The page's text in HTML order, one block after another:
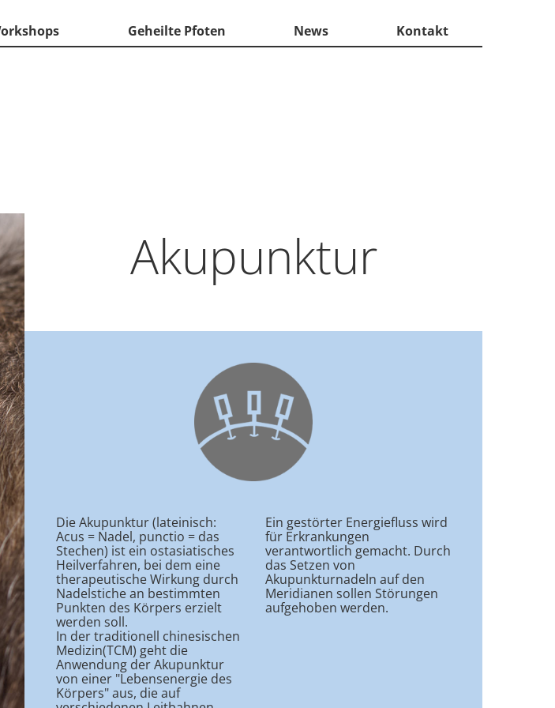
Geheilte Pfoten News Kontakt
Akupunktur
Die Akupunktur (lateinisch:
Acus = Nadel, punctio = das
Stechen) ist ein ostasiatisches
Heilverfahren, bei dem eine
therapeutische Wirkung durch
Nadelstiche an bestimmten
Punkten des Körpers erzielt
werden soll.
In der traditionell chinesischen
Medizin(TCM) geht die
Anwendung der Akupunktur
von einer "Lebensenergie des
Körpers" aus, die auf
Ein gestörter Energiefluss wird
für Erkrankungen
verantwortlich gemacht. Durch
das Setzen von
Akupunkturnadeln auf den
Meridianen sollen Störungen
aufgehoben werden.